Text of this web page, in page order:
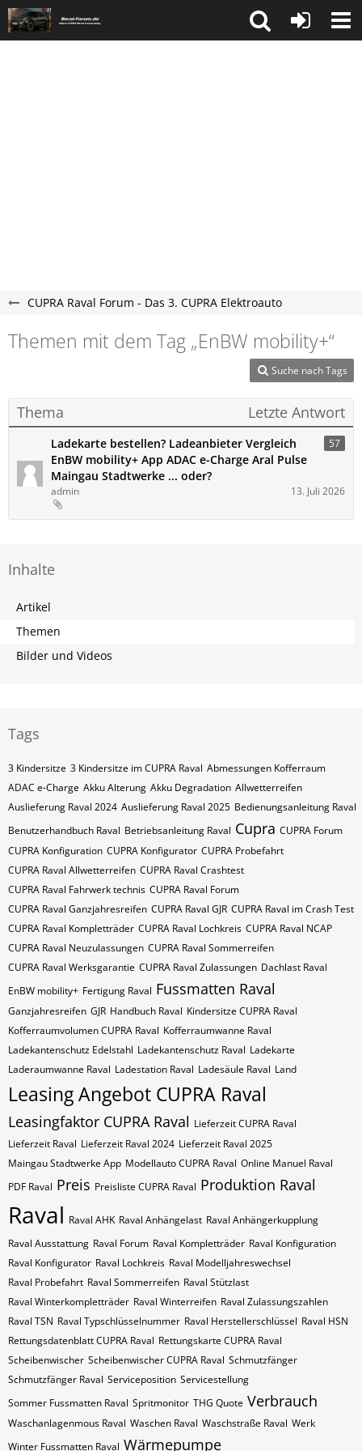
CUPRA Raval Forum - Das 3. CUPRA Elektroauto
Themen mit dem Tag „EnBW mobility+“
Suche nach Tags
Thema Letzte Antwort
Ladekarte bestellen? Ladeanbieter Vergleich
EnBW mobility+ App ADAC e-Charge Aral Pulse
Maingau Stadtwerke ... oder?
57
admin 13. Juli 2026
Inhalte
Artikel
Themen
Bilder und Videos
Tags
3 Kindersitze 3 Kindersitze im CUPRA Raval Abmessungen Kofferraum
ADAC e-Charge Akku Alterung Akku Degradation Allwetterreifen
Auslieferung Raval 2024 Auslieferung Raval 2025 Bedienungsanleitung Raval
Benutzerhandbuch Raval Betriebsanleitung Raval Cupra CUPRA Forum
CUPRA Konfiguration CUPRA Konfigurator CUPRA Probefahrt
CUPRA Raval Allwetterreifen CUPRA Raval Crashtest
CUPRA Raval Fahrwerk technis CUPRA Raval Forum
CUPRA Raval Ganzjahresreifen CUPRA Raval GJR CUPRA Raval im Crash Test
CUPRA Raval Kompletträder CUPRA Raval Lochkreis CUPRA Raval NCAP
CUPRA Raval Neuzulassungen CUPRA Raval Sommerreifen
CUPRA Raval Werksgarantie CUPRA Raval Zulassungen Dachlast Raval
EnBW mobility+ Fertigung Raval Fussmatten Raval
Ganzjahresreifen GJR Handbuch Raval Kindersitze CUPRA Raval
Kofferraumvolumen CUPRA Raval Kofferraumwanne Raval
Ladekantenschutz Edelstahl Ladekantenschutz Raval Ladekarte
Laderaumwanne Raval Ladestation Raval Ladesäule Raval Land
Leasing Angebot CUPRA Raval
Leasingfaktor CUPRA Raval Lieferzeit CUPRA Raval
Lieferzeit Raval Lieferzeit Raval 2024 Lieferzeit Raval 2025
Maingau Stadtwerke App Modellauto CUPRA Raval Online Manuel Raval
PDF Raval Preis Preisliste CUPRA Raval Produktion Raval
Raval Raval AHK Raval Anhängelast Raval Anhängerkupplung
Raval Ausstattung Raval Forum Raval Kompletträder Raval Konfiguration
Raval Konfigurator Raval Lochkreis Raval Modelljahreswechsel
Raval Probefahrt Raval Sommerreifen Raval Stützlast
Raval Winterkompletträder Raval Winterreifen Raval Zulassungszahlen
Raval​​​​ TSN Raval​​​​ Typschlüsselnummer Raval​​​​​ Herstellerschlüssel Raval​​​​​ HSN
Rettungsdatenblatt CUPRA Raval Rettungskarte CUPRA Raval
Scheibenwischer Scheibenwischer CUPRA​ Raval Schmutzfänger
Schmutzfänger Raval Serviceposition Servicestellung
Sommer Fussmatten Raval Spritmonitor THG Quote Verbrauch
Waschanlagenmous Raval Waschen Raval Waschstraße Raval Werk
Winter Fussmatten Raval Wärmepumpe